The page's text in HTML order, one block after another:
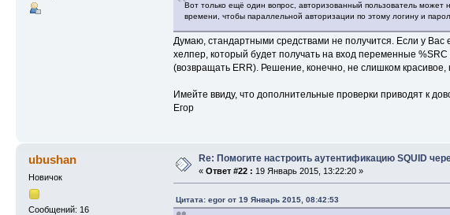
Вот только ещё один вопрос, авторизованный пользователь может
времени, чтобы параллельной авторизации по этому логину и
Думаю, стандартными средствами не получится. Если у Вас
хелпер, который будет получать на вход переменные
(возвращать ERR). Решение, конечно, не слишком
Имейте ввиду, что дополнительные проверки приводят к
Егор
ubushan
Новичок
Сообщений: 16
Re: Помогите настроить аутентификацию SQUID
« Ответ #22 : 19 Январь 2015, 13:22:20 »
Цитата: egor от 19 Январь 2015, 08:42:53